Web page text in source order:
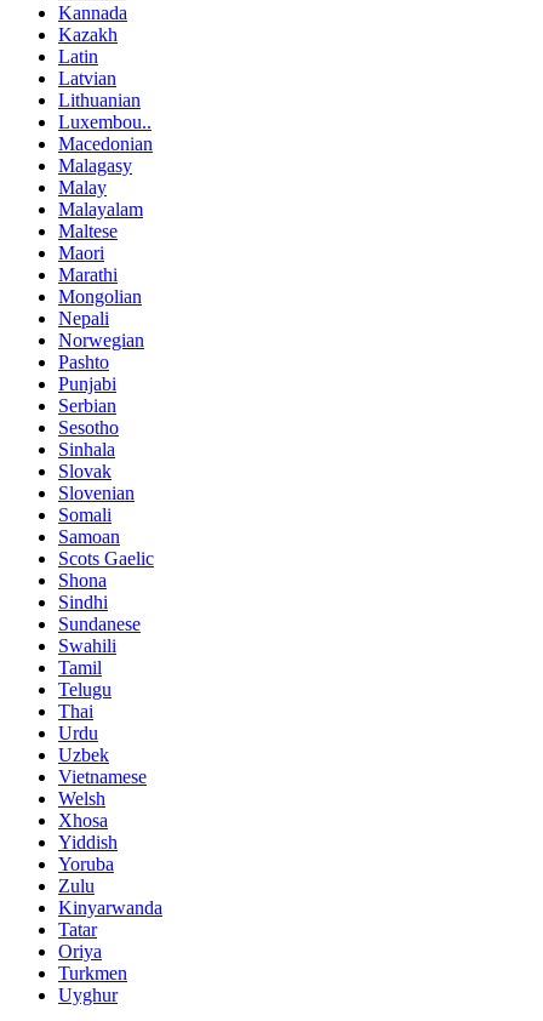
Kannada
Kazakh
Latin
Latvian
Lithuanian
Luxembou..
Macedonian
Malagasy
Malay
Malayalam
Maltese
Maori
Marathi
Mongolian
Nepali
Norwegian
Pashto
Punjabi
Serbian
Sesotho
Sinhala
Slovak
Slovenian
Somali
Samoan
Scots Gaelic
Shona
Sindhi
Sundanese
Swahili
Tamil
Telugu
Thai
Urdu
Uzbek
Vietnamese
Welsh
Xhosa
Yiddish
Yoruba
Zulu
Kinyarwanda
Tatar
Oriya
Turkmen
Uyghur